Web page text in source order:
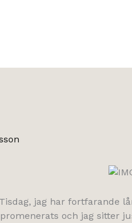
Tisdag, jag har fortfarande
och jag sitter